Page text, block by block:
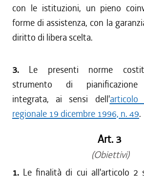
con le istituzioni, un pieno
forme di assistenza, con la
diritto di libera scelta.
3. Le presenti norme
strumento di pianificazione
integrata, ai sensi dell'
regionale 19 dicembre 1996, n. 49.
Art. 3
(Obiettivi)
1. Le finalità di cui all'articolo 2